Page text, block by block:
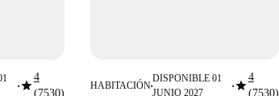
■star4
(7530)
HABITACIÓN■
DISPONIBLE 01
JUNIO 2027
■star4
(7530)